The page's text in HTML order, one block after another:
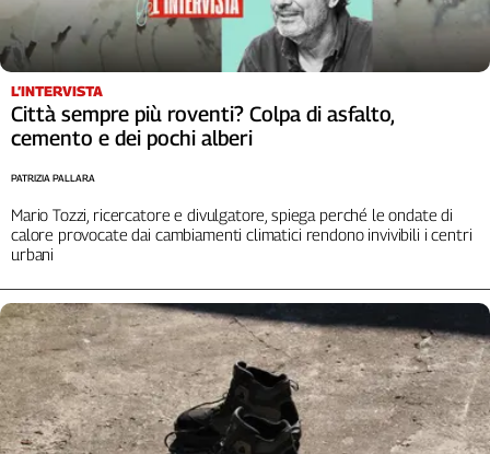
Liguria
Lombardia
Marche
Piemonte
Puglia
Sardegna
Sicilia
Trentino
Umbria
Valle
D'Aosta
Veneto
Archivio
Storico
1955-
2014
L’INTERVISTA
Città sempre più roventi? Colpa di asfalto,
cemento e dei pochi alberi
Mario Tozzi, ricercatore e divulgatore, spiega perché le ondate di
calore provocate dai cambiamenti climatici rendono invivibili i centri
urbani
PATRIZIA PALLARA